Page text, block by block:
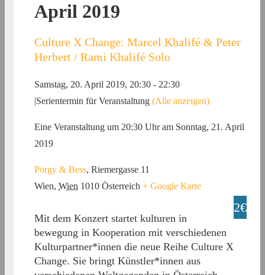
April 2019
Culture X Change: Marcel Khalifé & Peter
Herbert / Rami Khalifé Solo
Samstag, 20. April 2019, 20:30 - 22:30
|Serientermin für Veranstaltung (Alle anzeigen)
Eine Veranstaltung um 20:30 Uhr am Sonntag, 21. April
2019
Porgy & Bess, Riemergasse 11
Wien, Wien 1010 Österreich + Google Karte
2€
Mit dem Konzert startet kulturen in
bewegung in Kooperation mit verschiedenen
Kulturpartner*innen die neue Reihe Culture X
Change. Sie bringt Künstler*innen aus